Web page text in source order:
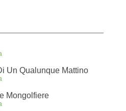
Un Qualunque Mattino
Mongolfiere